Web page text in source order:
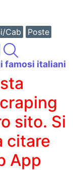
Cab
Poste
famosi italiani
sito. Si
citare
App